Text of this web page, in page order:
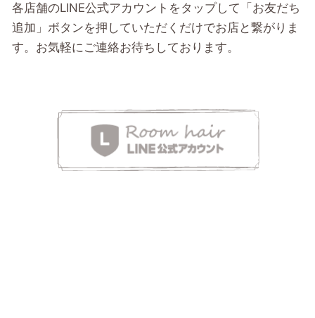
各店舗のLINE公式アカウントをタップして「お友だち
追加」ボタンを押していただくだけでお店と繋がりま
す。お気軽にご連絡お待ちしております。